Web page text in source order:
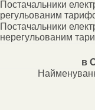
Постачальники
регульованим
Постачальники
нерегульованим
в